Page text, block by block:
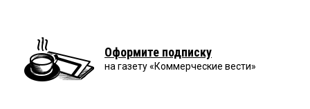
Оформите подписку
на газету «Коммерческие вести»